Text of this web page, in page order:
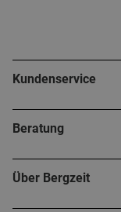
Kundenservice
Beratung
Über Bergzeit